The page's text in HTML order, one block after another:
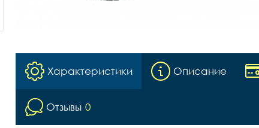
Характеристики Описание
Отзывы 0